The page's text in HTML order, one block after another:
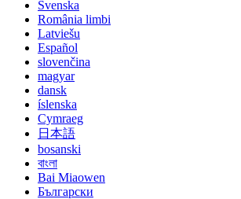
Svenska
România limbi
Latviešu
Español
slovenčina
magyar
dansk
íslenska
Cymraeg
日本語
bosanski
বাংলা
Bai Miaowen
Български